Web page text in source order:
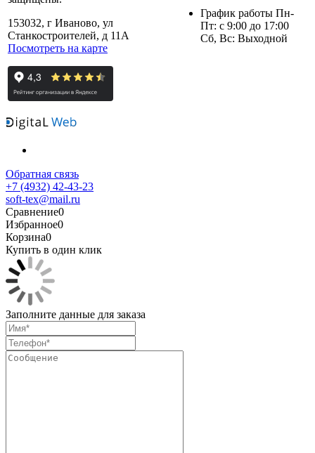
153032, г Иваново, ул
Станкостроителей, д 11А
Посмотреть на карте
График работы Пн-
Пт: с 9:00 до 17:00
Сб, Вс: Выходной
Обратная связь
+7 (4932) 42-43-23
soft-tex@mail.ru
Сравнение0
Избранное0
Корзина0
Купить в один клик
Заполните данные для заказа